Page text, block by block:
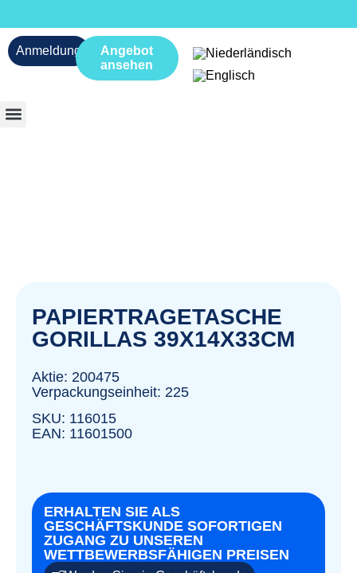
Anmeldung
Angebot
ansehen
PAPIERTRAGETASCHE
GORILLAS 39X14X33CM
Aktie: 200475
Verpackungseinheit: 225
SKU: 116015
EAN: 11601500
ERHALTEN SIE ALS
GESCHÄFTSKUNDE SOFORTIGEN
ZUGANG ZU UNSEREN
WETTBEWERBSFÄHIGEN PREISEN